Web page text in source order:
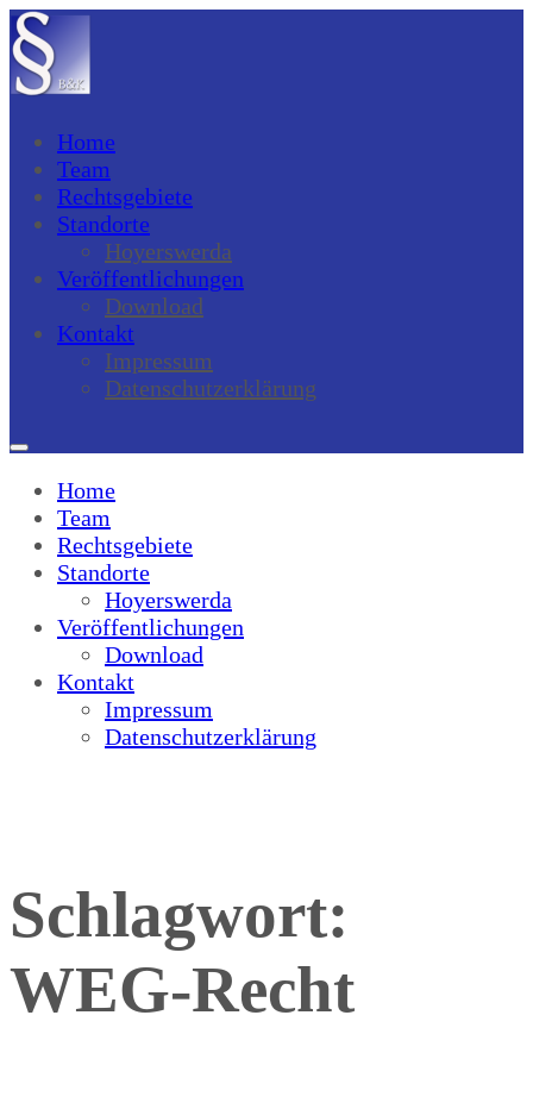
Home
Team
Rechtsgebiete
Standorte
Hoyerswerda
Veröffentlichungen
Download
Kontakt
Impressum
Datenschutzerklärung
Home
Team
Rechtsgebiete
Standorte
Hoyerswerda
Veröffentlichungen
Download
Kontakt
Impressum
Datenschutzerklärung
Schlagwort:
WEG-Recht